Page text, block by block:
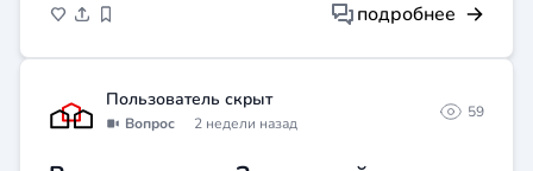
постоянно в кварти...
подробнее
Пользователь скрыт
Вопрос 2 недели назад
59